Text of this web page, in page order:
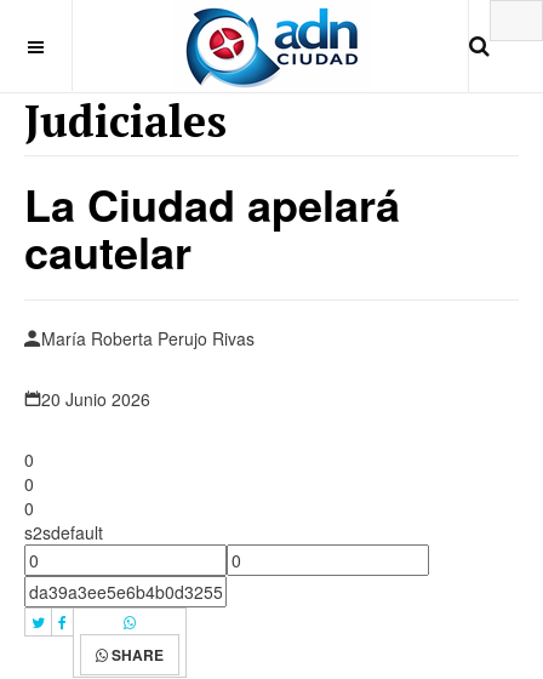
Judiciales
La Ciudad apelará
cautelar
María Roberta Perujo Rivas
20 Junio 2026
0
0
0
s2sdefault
SHARE